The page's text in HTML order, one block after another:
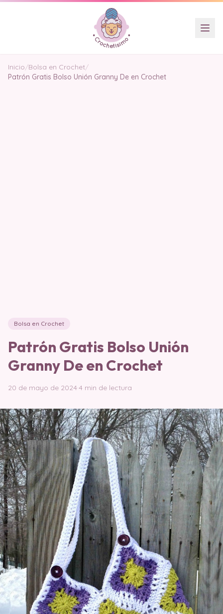
Inicio/Bolsa en Crochet/
Patrón Gratis Bolso Unión Granny De en Crochet
Bolsa en Crochet
Patrón Gratis Bolso Unión
Granny De en Crochet
20 de mayo de 2024·4 min de lectura